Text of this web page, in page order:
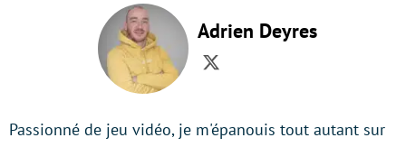
Adrien Deyres
Twitter
Passionné de jeu vidéo, je m'épanouis tout autant sur